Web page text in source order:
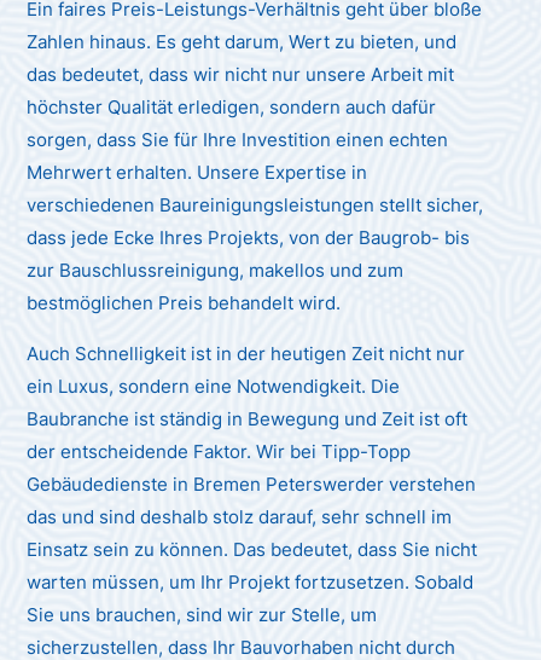
Ein faires Preis-Leistungs-Verhältnis geht über bloße
Zahlen hinaus. Es geht darum, Wert zu bieten, und
das bedeutet, dass wir nicht nur unsere Arbeit mit
höchster Qualität erledigen, sondern auch dafür
sorgen, dass Sie für Ihre Investition einen echten
Mehrwert erhalten. Unsere Expertise in
verschiedenen Baureinigungsleistungen stellt sicher,
dass jede Ecke Ihres Projekts, von der Baugrob- bis
zur Bauschlussreinigung, makellos und zum
bestmöglichen Preis behandelt wird.
Auch Schnelligkeit ist in der heutigen Zeit nicht nur
ein Luxus, sondern eine Notwendigkeit. Die
Baubranche ist ständig in Bewegung und Zeit ist oft
der entscheidende Faktor. Wir bei Tipp-Topp
Gebäudedienste in Bremen Peterswerder verstehen
das und sind deshalb stolz darauf, sehr schnell im
Einsatz sein zu können. Das bedeutet, dass Sie nicht
warten müssen, um Ihr Projekt fortzusetzen. Sobald
Sie uns brauchen, sind wir zur Stelle, um
sicherzustellen, dass Ihr Bauvorhaben nicht durch